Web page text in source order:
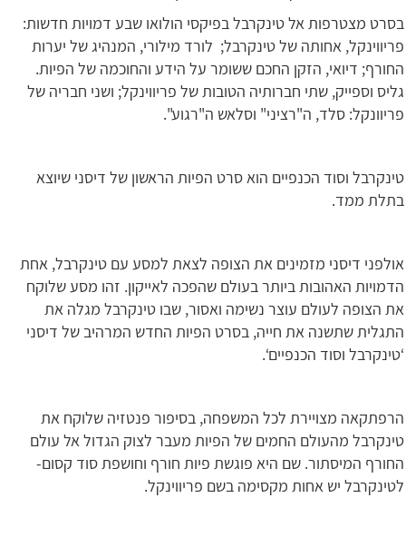
בסרט מצטרפות אל טינקרבל בפיקסי הולואו שבע דמויות חדשות:
פריווינקל, אחותה של טינקרבל; לורד מילורי, המנהיג של יערות
החורף; דיואי, הזקן החכם ששומר על הידע והחוכמה של הפיות.
גליס וספייק, שתי חברותיה הטובות של פריווינקל; ושני חבריה של
פריוונקל: סלד, ה"רציני" וסלאש ה"רגוע".
טינקרבל וסוד הכנפיים הוא סרט הפיות הראשון של דיסני שיוצא
בתלת ממד.
אולפני דיסני מזמינים את הצופה לצאת למסע עם טינקרבל, אחת
הדמויות האהובות ביותר בעולם שהפכה לאייקון. זהו מסע שלוקח
את הצופה לעולם עוצר נשימה ואסור, שבו טינקרבל מגלה את
התגלית שתשנה את חייה, בסרט הפיות החדש המרהיב של דיסני
‘טינקרבל וסוד הכנפיים‘.
הרפתקאה מצויירת לכל המשפחה, בסיפור פנטזיה שלוקח את
טינקרבל מהעולם החמים של הפיות מעבר לצוק הגדול אל עולם
החורף המיסתור. שם היא פוגשת פיות חורף וחושפת סוד קסום-
לטינקרבל יש אחות מקסימה בשם פריווינקל.